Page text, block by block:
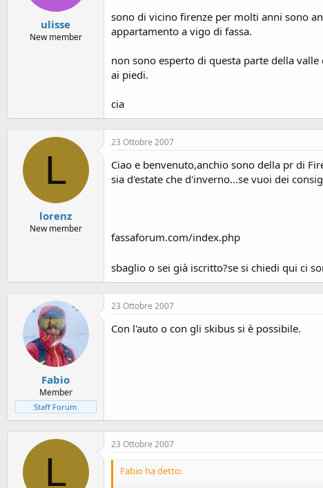
z
i
o
ulisse
New member
sono di vicino firenze per molti anni sono
appartamento a vigo di fassa.
non sono esperto di questa parte della
ai piedi.
cia
L
lorenz
New member
23 Ottobre 2007
Ciao e benvenuto,anchio sono della pr di
sia d'estate che d'inverno...se vuoi dei
fassaforum.com/index.php
sbaglio o sei già iscritto?se si chiedi qui ci
Fabio
Member
Staff Forum
23 Ottobre 2007
Con l'auto o con gli skibus si è possibile.
L
23 Ottobre 2007
Fabio ha detto: